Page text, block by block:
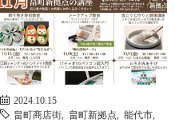
2024.10.15
畠町商店街
畠町新拠点 能代市